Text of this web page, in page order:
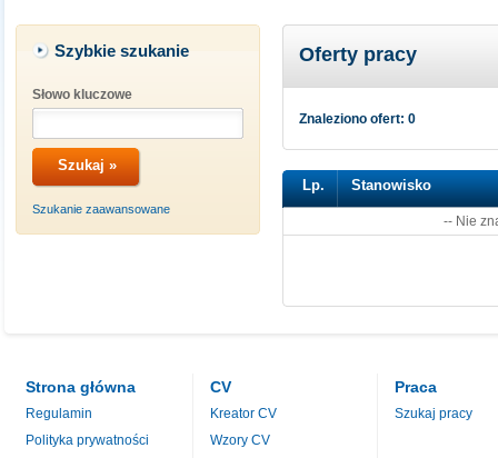
Szybkie szukanie
Słowo kluczowe
Szukanie zaawansowane
Oferty pracy
Znaleziono ofert: 0
Lp. Stanowisko
-- Nie
Strona główna
Regulamin
Polityka prywatności
CV
Kreator CV
Wzory CV
Praca
Szukaj pracy